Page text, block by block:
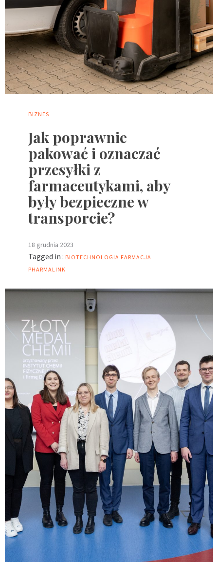
BIZNES
Jak poprawnie
pakować i oznaczać
przesyłki z
farmaceutykami, aby
były bezpieczne w
transporcie?
18 grudnia 2023
Tagged in : BIOTECHNOLOGIA FARMACJA
PHARMALINK